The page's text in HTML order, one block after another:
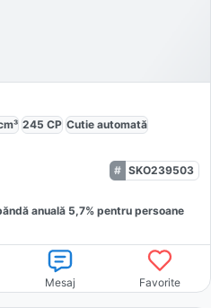
245 CP Cutie automată
SKO239503
anuală 5,7% pentru persoane
Mesaj Favorite